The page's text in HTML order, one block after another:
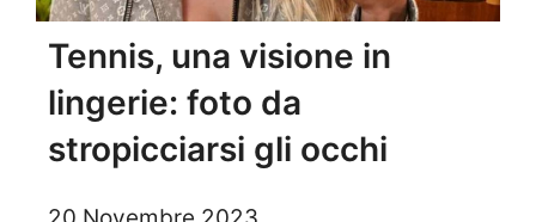
Tennis, una visione in
lingerie: foto da
stropicciarsi gli occhi